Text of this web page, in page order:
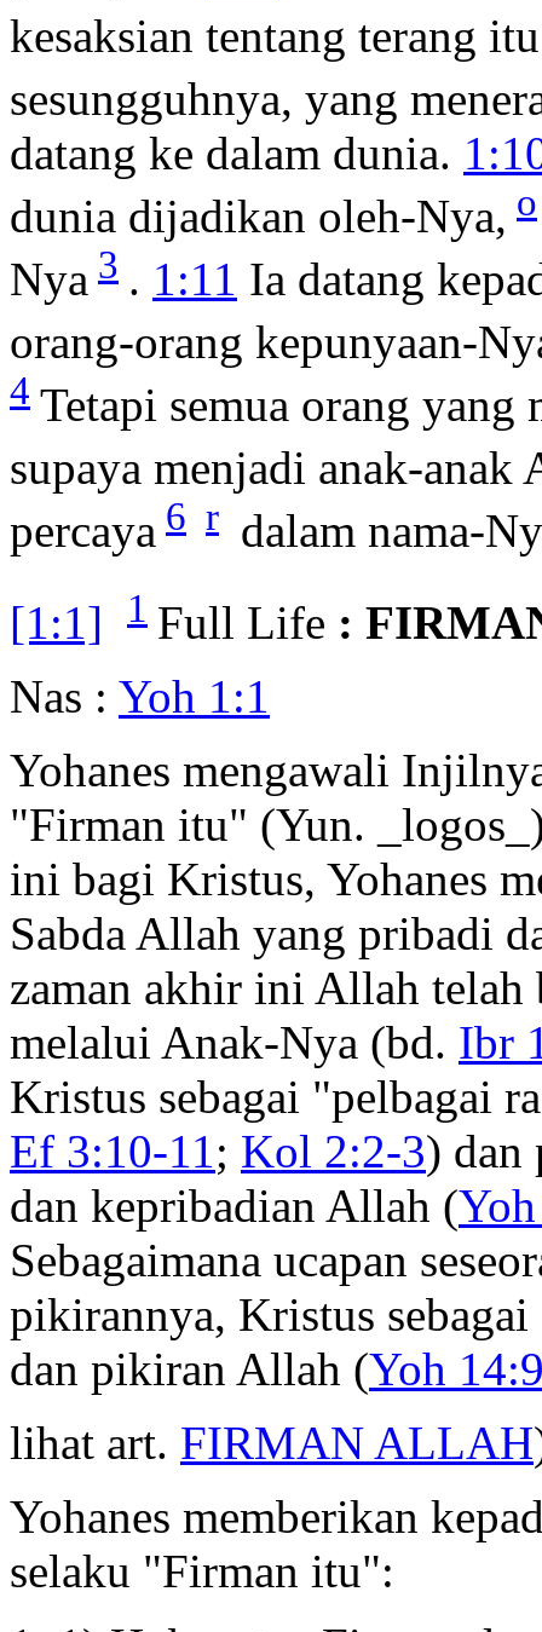
kesaksian tentang terang
sesungguhnya, yang
datang ke dalam dunia.
dunia dijadikan oleh-Nya, o
Nya 3 . 1:11 Ia datang
orang-orang kepunyaan-
4 Tetapi semua orang
supaya menjadi anak-anak
percaya 6 r dalam nama-
[1:1]
1 Full Life :
Nas : Yoh 1:1
Yohanes mengawali
"Firman itu" (Yun.
ini bagi Kristus, Yohanes
Sabda Allah yang pribadi
zaman akhir ini Allah telah
melalui Anak-Nya (bd. Ibr
Kristus sebagai "pelbagai
Ef 3:10-11; Kol 2:2-3) dan
dan kepribadian Allah (
Sebagaimana ucapan
pikirannya, Kristus
dan pikiran Allah (Yoh
lihat art. FIRMAN ALLAH
Yohanes memberikan
selaku "Firman itu":